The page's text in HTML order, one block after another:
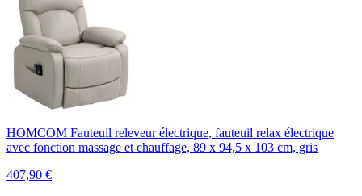
HOMCOM Fauteuil releveur électrique, fauteuil relax électrique
avec fonction massage et chauffage, 89 x 94,5 x 103 cm, gris
407,90 €